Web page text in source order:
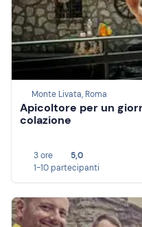
Monte Livata, Roma
Apicoltore per un
colazione
3 ore
5,0
1-10 partecipanti